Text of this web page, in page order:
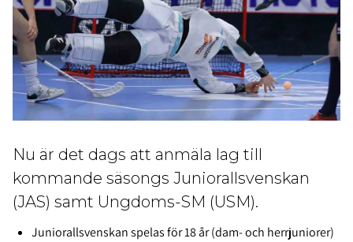
Nu är det dags att anmäla lag till
kommande säsongs Juniorallsvenskan
(JAS) samt Ungdoms-SM (USM).
Juniorallsvenskan spelas för 18 år (dam- och herrjuniorer)